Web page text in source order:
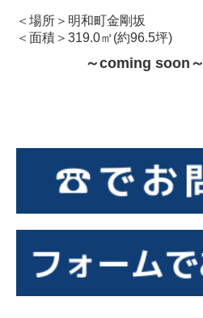
＜場所＞明和町金剛坂
＜面積＞319.0㎡(約96.5坪)
～coming soon～